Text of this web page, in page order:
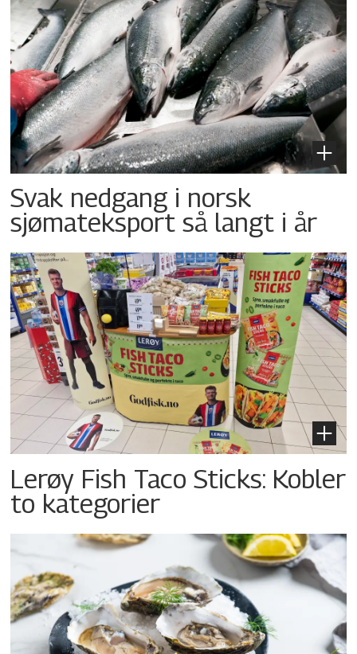
Svak nedgang i norsk
sjømateksport så langt i år
Lerøy Fish Taco Sticks: Kobler
to kategorier